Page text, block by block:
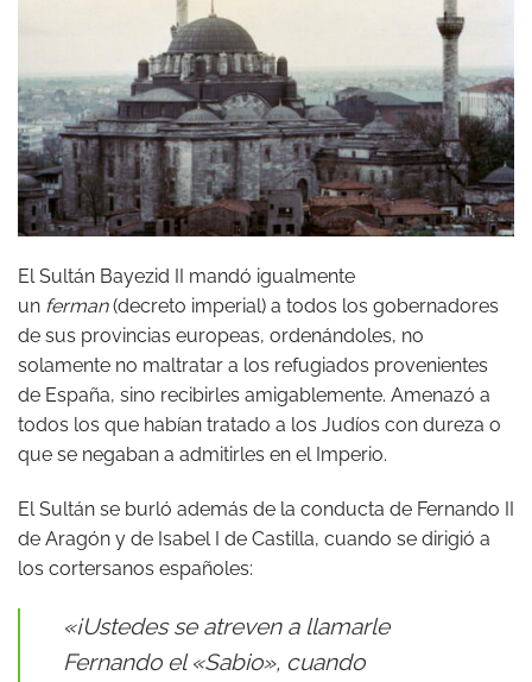
El Sultán Bayezid II mandó igualmente
un ferman(decreto imperial) a todos los gobernadores
de sus provincias europeas, ordenándoles, no
solamente no maltratar a los refugiados provenientes
de España, sino recibirles amigablemente. Amenazó a
todos los que habían tratado a los Judíos con dureza o
que se negaban a admitirles en el Imperio.
El Sultán se burló además de la conducta de Fernando II
de Aragón y de Isabel I de Castilla, cuando se dirigió a
los cortersanos españoles:
«¡Ustedes se atreven a llamarle
Fernando el «Sabio», cuando